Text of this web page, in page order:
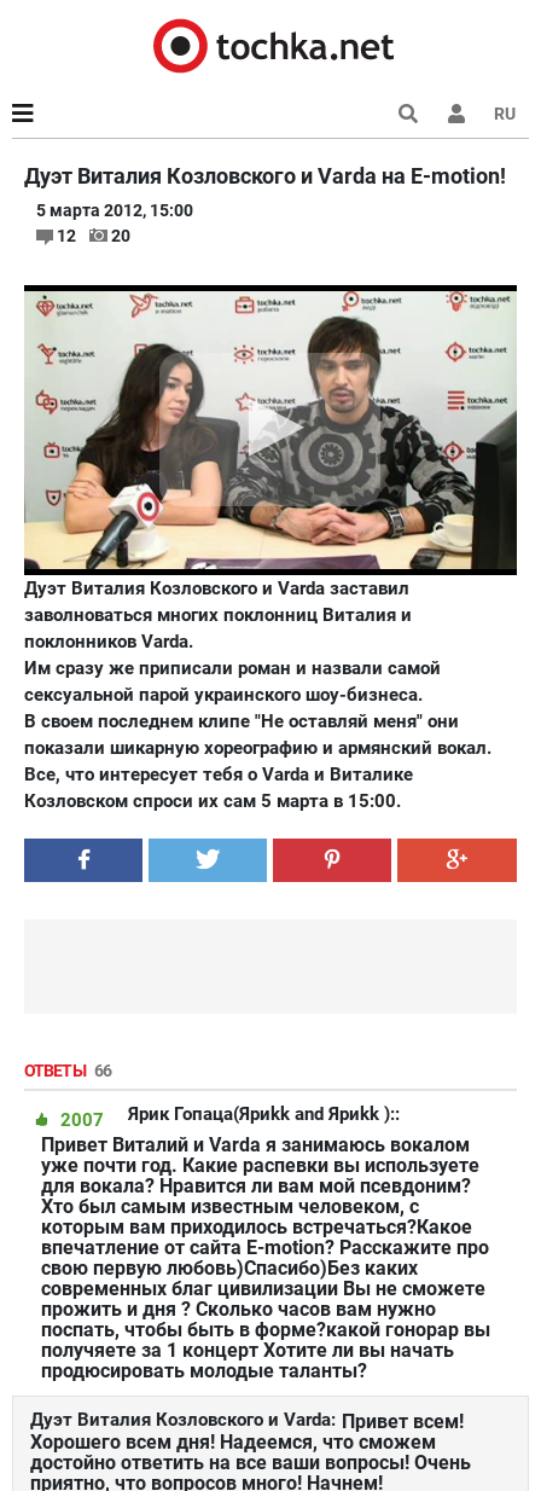
RU
Дуэт Виталия Козловского и Varda на Е-motion!
5 марта 2012, 15:00
12
20
Дуэт Виталия Козловского и Varda заставил
заволноваться многих поклонниц Виталия и
поклонников Varda.
Им сразу же приписали роман и назвали самой
сексуальной парой украинского шоу-бизнеса.
В своем последнем клипе "Не оставляй меня" они
показали шикарную хореографию и армянский вокал.
Все, что интересует тебя о Varda и Виталике
Козловском спроси их сам 5 марта в 15:00.
ОТВЕТЫ 66
Ярик Гопаца(Яриkk and Яриkk )::
2007
Привет Виталий и Varda я занимаюсь вокалом
уже почти год. Какие распевки вы используете
для вокала? Нравится ли вам мой псевдоним?
Хто был самым известным человеком, с
которым вам приходилось встречаться?Какое
впечатление от сайта E-motion? Расскажите про
свою первую любовь)Спасибо)Без каких
современных благ цивилизации Вы не сможете
прожить и дня ? Сколько часов вам нужно
поспать, чтобы быть в форме?какой гонорар вы
получяете за 1 концерт Хотите ли вы начать
продюсировать молодые таланты?
Дуэт Виталия Козловского и Varda: Привет всем!
Хорошего всем дня! Надеемся, что сможем
достойно ответить на все ваши вопросы! Очень
приятно, что вопросов много! Начнем!